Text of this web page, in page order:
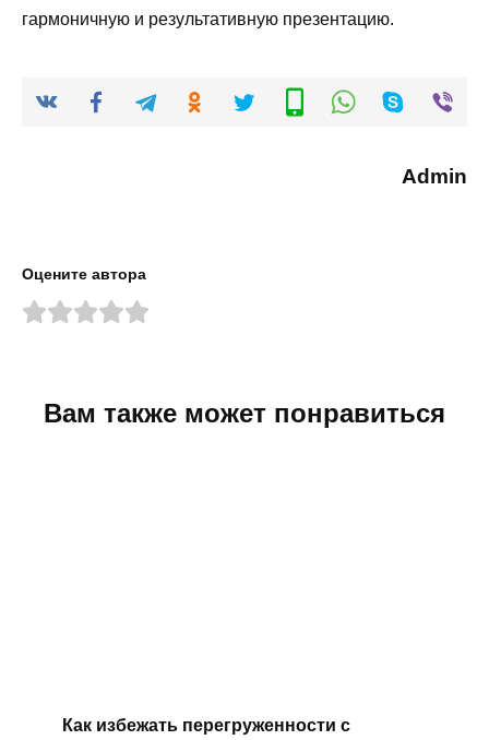
гармоничную и результативную презентацию.
Admin
Оцените автора
Вам также может понравиться
Как избежать перегруженности с